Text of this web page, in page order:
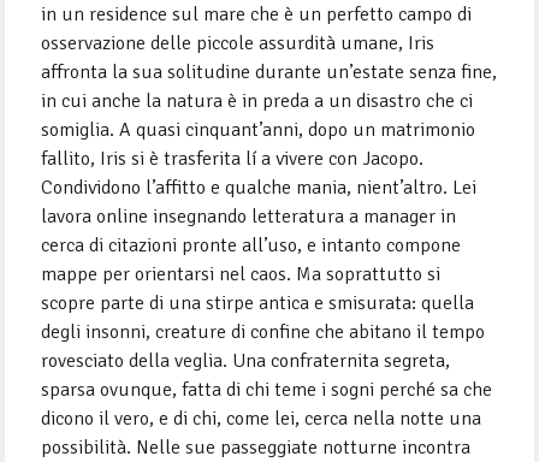
in un residence sul mare che è un perfetto campo di
osservazione delle piccole assurdità umane, Iris
affronta la sua solitudine durante un’estate senza fine,
in cui anche la natura è in preda a un disastro che ci
somiglia. A quasi cinquant’anni, dopo un matrimonio
fallito, Iris si è trasferita lí a vivere con Jacopo.
Condividono l’affitto e qualche mania, nient’altro. Lei
lavora online insegnando letteratura a manager in
cerca di citazioni pronte all’uso, e intanto compone
mappe per orientarsi nel caos. Ma soprattutto si
scopre parte di una stirpe antica e smisurata: quella
degli insonni, creature di confine che abitano il tempo
rovesciato della veglia. Una confraternita segreta,
sparsa ovunque, fatta di chi teme i sogni perché sa che
dicono il vero, e di chi, come lei, cerca nella notte una
possibilità. Nelle sue passeggiate notturne incontra